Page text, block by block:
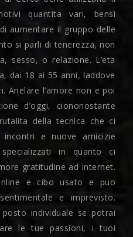
quantita vari, bensi
aumentare il gruppo delle
si parli di tenerezza, non
sesso, o relazione. L’eta
dai 18 ai 55 anni, laddove
Anelare l’amore non e poi
d’oggi, ciononostante
della tecnica che ci
e nuove amicizie
in quanto ci
gratitudine ad internet.
e cibo usato e puo
e imprevisto.
individuale se potrai
le tue passioni, i tuoi